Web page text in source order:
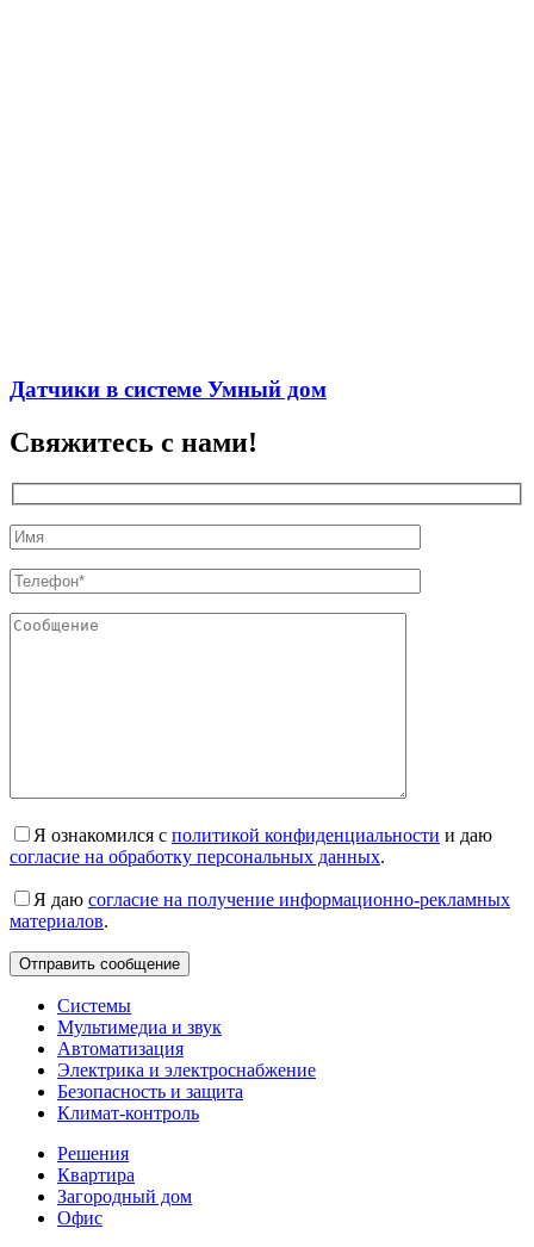
Датчики в системе Умный дом
Свяжитесь с нами!
Я ознакомился с политикой конфиденциальности и даю
согласие на обработку персональных данных.
Я даю согласие на получение информационно-рекламных
материалов.
Системы
Мультимедиа и звук
Автоматизация
Электрика и электроснабжение
Безопасность и защита
Климат-контроль
Решения
Квартира
Загородный дом
Офис